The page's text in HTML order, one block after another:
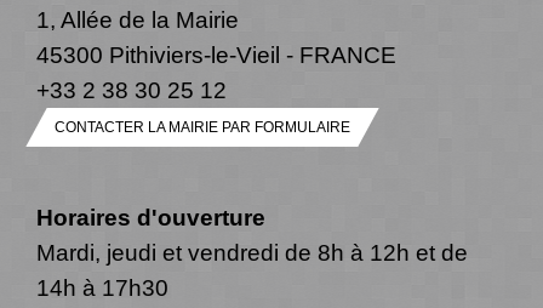
1, Allée de la Mairie
45300 Pithiviers-le-Vieil - FRANCE
+33 2 38 30 25 12
CONTACTER LA MAIRIE PAR FORMULAIRE
Horaires d'ouverture
Mardi, jeudi et vendredi de 8h à 12h et de
14h à 17h30